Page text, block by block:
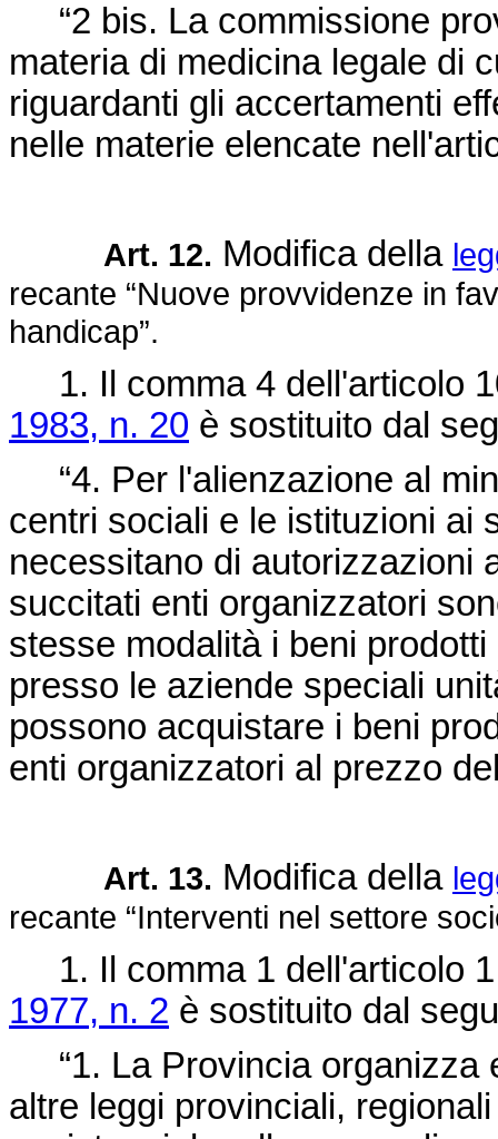
“2 bis. La commissione
materia di medicina legale di
riguardanti gli accertamenti
nelle materie elencate
Art. 12. Modifica della
recante “Nuove provvidenze in
handicap”.
1. Il comma 4 dell'articolo
1983, n. 20 è sostituito dal
“4. Per l'alienzazione al
centri sociali e le istituzioni ai
necessitano di autorizzazioni
succitati enti organizzatori
stesse modalità i beni
presso le aziende speciali
possono acquistare i beni
enti organizzatori al prezzo
Art. 13. Modifica della
recante “Interventi nel settore
1. Il comma 1 dell'articolo
1977, n. 2 è sostituito dal
“1. La Provincia organizza
altre leggi provinciali,